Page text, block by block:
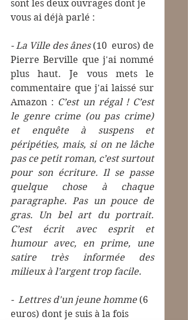
sont les deux ouvrages dont je
vous ai déjà parlé :
- La Ville des ânes (10  euros) de
Pierre Berville que j'ai nommé
plus haut. Je vous mets le
commentaire que j'ai laissé sur
Amazon : C’est un régal ! C’est
le genre crime (ou pas crime)
et enquête à suspens et
péripéties, mais, si on ne lâche
pas ce petit roman, c’est surtout
pour son écriture. Il se passe
quelque chose à chaque
paragraphe. Pas un pouce de
gras. Un bel art du portrait.
C’est écrit avec esprit et
humour avec, en prime, une
satire très informée des
milieux à l’argent trop facile.
-  Lettres d'un jeune homme (6
euros) dont je suis à la fois